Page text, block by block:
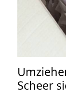
Scheer